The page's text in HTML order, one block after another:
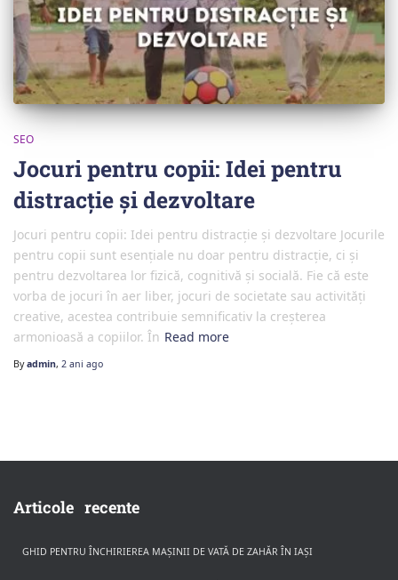
SEO
Jocuri pentru copii: Idei pentru
distracție și dezvoltare
Jocuri pentru copii: Idei pentru distracție și dezvoltare Jocurile
pentru copii sunt esențiale nu doar pentru distracție, ci și
pentru dezvoltarea lor fizică, cognitivă și socială. Fie că este
vorba de jocuri în aer liber, jocuri de societate sau activități
creative, acestea contribuie semnificativ la creșterea
armonioasă a copiilor. În Read more
Byadmin, 2 ani ago
Articole recente
GHID PENTRU ÎNCHIRIEREA MAȘINII DE VATĂ DE ZAHĂR ÎN IAȘI